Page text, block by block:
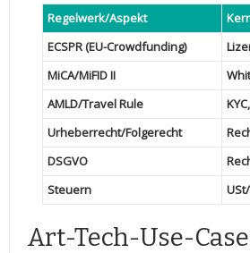
Regelwerk/Aspekt
ECSPR (EU-Crowdfunding)
MiCA/MiFID II
AMLD/Travel Rule
Urheberrecht/Folgerecht
DSGVO
Steuern
Art-Tech-Use-